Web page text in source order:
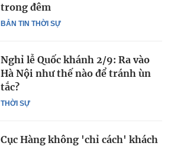
BẢN TIN THỜI SỰ
trong đêm
THỜI SỰ
Nghỉ lễ Quốc khánh 2/9: Ra vào
Hà Nội như thế nào để tránh ùn
tắc?
Cục Hàng không 'chỉ cách' khách